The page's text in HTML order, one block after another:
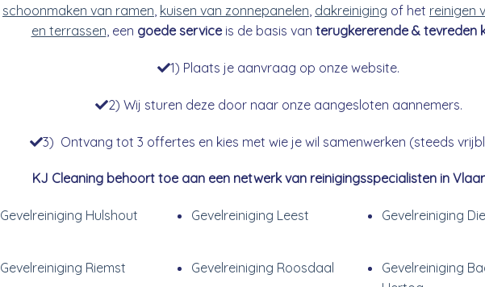
schoonmaken van ramen, kuisen van zonnepanelen, dakreiniging of het reinigen
en terrassen, een goede serviceis de basis van terugkererende & tevreden
1) Plaats je aanvraag op onze website.
2) Wij sturen deze door naar onze aangesloten aannemers.
3) Ontvang tot 3 offertes en kies met wie je wil samenwerken (steeds
KJ Cleaning behoort toe aan een netwerk van reinigingsspecialisten in
Gevelreiniging Hulshout Gevelreiniging Leest Gevelreiniging
Gevelreiniging Riemst Gevelreiniging Roosdaal
Gevelreiniging